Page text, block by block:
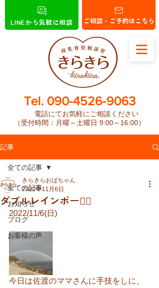
ご相談・ご予約はこちら
LINEから気軽に相談
​Tel. 090-4526-9063
電話にてお気軽にご相談ください
（受付時間：月曜～土曜日 9:00～16:00）
記事
全ての記事
お知らせ
ブログ
お客様の声
全ての記事
ダブルレインボー🏳️‍🌈
きらきらおばちゃん
2022年11月6日
2022/11/6(日)
今日は佐渡のママさんに手技をしに、